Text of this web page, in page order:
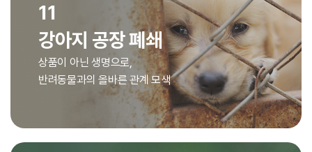
11
강아지 공장 폐쇄
상품이 아닌 생명으로,
반려동물과의 올바른 관계 모색